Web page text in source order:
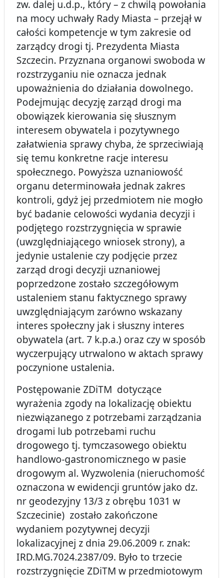
zw. dalej u.d.p., który – z chwilą powołania
na mocy uchwały Rady Miasta – przejął w
całości kompetencje w tym zakresie od
zarządcy drogi tj. Prezydenta Miasta
Szczecin. Przyznana organowi swoboda w
rozstrzyganiu nie oznacza jednak
upoważnienia do działania dowolnego.
Podejmując decyzję zarząd drogi ma
obowiązek kierowania się słusznym
interesem obywatela i pozytywnego
załatwienia sprawy chyba, że sprzeciwiają
się temu konkretne racje interesu
społecznego. Powyższa uznaniowość
organu determinowała jednak zakres
kontroli, gdyż jej przedmiotem nie mogło
być badanie celowości wydania decyzji i
podjętego rozstrzygnięcia w sprawie
(uwzględniającego wniosek strony), a
jedynie ustalenie czy podjęcie przez
zarząd drogi decyzji uznaniowej
poprzedzone zostało szczegółowym
ustaleniem stanu faktycznego sprawy
uwzględniającym zarówno wskazany
interes społeczny jak i słuszny interes
obywatela (art. 7 k.p.a.) oraz czy w sposób
wyczerpujący utrwalono w aktach sprawy
poczynione ustalenia.
Postępowanie ZDiTM dotyczące
wyrażenia zgody na lokalizację obiektu
niezwiązanego z potrzebami zarządzania
drogami lub potrzebami ruchu
drogowego tj. tymczasowego obiektu
handlowo-gastronomicznego w pasie
drogowym al. Wyzwolenia (nieruchomość
oznaczona w ewidencji gruntów jako dz.
nr geodezyjny 13/3 z obrębu 1031 w
Szczecinie) zostało zakończone
wydaniem pozytywnej decyzji
lokalizacyjnej z dnia 29.06.2009 r. znak:
IRD.MG.7024.2387/09. Było to trzecie
rozstrzygnięcie ZDiTM w przedmiotowym